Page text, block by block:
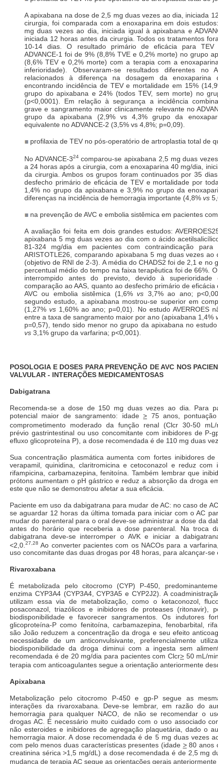
A apixabana na dose de 2,5 mg duas vezes ao dia, iniciada
cirurgia, foi comparada com a enoxaparina em dois
mg duas vezes ao dia, iniciada igual à apixabana e
iniciada 12 horas antes da cirurgia. Todos os tratamentos
10-14 dias. O resultado primário de eficácia para
ADVANCE-1 foi de 9% (8,8% TVE e 0,2% morte) no grupo
(8,6% TEV e 0,2% morte) com a terapia com a
inferioridade). Observaram-se resultados diferentes no
relacionados à diferença na dosagem da enoxaparina
encontrando incidência de TEV e mortalidade em 15%
grupo do apixabana e 24% (todos TEV, sem morte) no
(p<0,0001). Em relação à segurança a incidência
grave e sangramento maior clinicamente relevante no
grupo da apixabana (2,9% vs 4,3% grupo da
equivalente no ADVANCE-2 (3,5% vs 4,8%; p=0,09).
profilaxia de TEV no pós-operatório de artroplastia total de
No ADVANCE-324comparou-se apixabana 2,5 mg duas
a 24 horas após a cirurgia, com a enoxaparina 40 mg/dia,
da cirurgia. Ambos os grupos foram continuados por 35
desfecho primário de eficácia de TEV e mortalidade por
1,4% no grupo da apixabana e 3,9% no grupo da
diferenças na incidência de hemorragia importante (4,8% vs
na prevenção de AVC e embolia sistêmica em pacientes
A avaliação foi feita em dois grandes estudos:
apixabana 5 mg duas vezes ao dia com o ácido
81-324 mg/dia em pacientes com contraindicação
ARISTOTLE26, comparando apixabana 5 mg duas vezes ao
(objetivo de RNI de 2-3). A média do CHADS2 foi de 2,1 e no
percentual médio do tempo na faixa terapêutica foi de 66%.
interrompido antes do previsto, devido à superioridade
comparação ao AAS, quanto ao desfecho primário de
AVC ou embolia sistêmica (1,6%vs 3,7% ao ano;
segundo estudo, a apixabana mostrou-se superior em
(1,27%vs 1,60% ao ano; p=0,01). No estudo AVERROES
entre a taxa de sangramento maior por ano (apixabana 1,4%
p=0,57), tendo sido menor no grupo da apixabana no
vs 3,1% grupo da varfarina; p<0,001).
POSOLOGIA E DOSES PARA PREVENÇÃO DE AVC NOS
VALVULAR - INTERAÇÕES MEDICAMENTOSAS
Dabigatrana
Recomenda-se a dose de 150 mg duas vezes ao dia. Para
potencial maior de sangramento: idade> 75 anos,
comprometimento moderado da função renal (Clcr 30-50 mL/
prévio gastrintestinal ou uso concomitante com inibidores de P-
efluxo glicoproteína P), a dose recomendada é de 110 mg duas
Sua concentração plasmática aumenta com fortes inibidores de
verapamil, quinidina, claritromicina e cetoconazol e reduz com
rifampicina, carbamazepina, fenitoína. Também lembrar que
prótons aumentam o pH gástrico e reduz a absorção da droga
este que não se demonstrou afetar a sua eficácia.
Paciente em uso da dabigatrana para mudar de AC: no caso de
se aguardar 12 horas da última tomada para iniciar com o AC
mudar do parenteral para o oral deve-se administrar a dose da
antes do horário que receberia a dose parenteral. Na troca
dabigatrana deve-se interromper o AVK e iniciar a
<2,0. 27,28 Ao converter pacientes com os NACOs para a
uso concomitante das duas drogas por 48 horas, para alcançar-se
Rivaroxabana
É metabolizada pelo citocromo (CYP) P-450,
enzima CYP3A4 (CYP3A4, CYP3A5 e CYP2J2). A
utilizam essa via de metabolização, como o ketaconozol,
posaconazol, triazólicos e inibidores de proteases (ritonavir),
biodisponibilidade e favorecer sangramentos. Os indutores
glicoproteína-P como fenitoína, carbamazepina, fenobarbital,
são João reduzem a concentração da droga e seu efeito
necessidade de um anticonvulsivante, preferencialmente
biodisponibilidade da droga diminui com a ingesta sem
recomendada é de 20 mg/dia para pacientes com Clcr>50 mL/
terapia com anticoagulantes segue a orientação anteriormente
Apixabana
Metabolização pelo citocromo P-450 e gp-P segue as
interações da rivaroxabana. Deve-se lembrar, em razão do
hemorragia para qualquer NACO, de não se recomendar o
drogas AC. É necessário muito cuidado com o uso associado
não esteroides e inibidores de agregação plaquetária, dado o
hemorragia maior. A dose recomendada é de 5 mg duas vezes
com pelo menos duas características presentes (idade >80 anos
creatinina sérica >1,5 mg/dL) a dose recomendada é de 2,5 mg
mudança de terapia AC segue as orientações gerais